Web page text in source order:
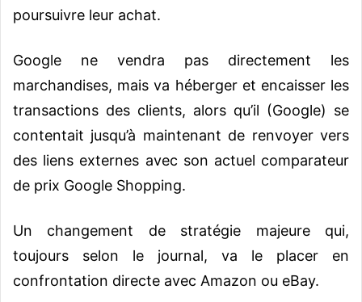
poursuivre leur achat.
Google ne vendra pas directement les
marchandises, mais va héberger et encaisser les
transactions des clients, alors qu’il (Google) se
contentait jusqu’à maintenant de renvoyer vers
des liens externes avec son actuel comparateur
de prix Google Shopping.
Un changement de stratégie majeure qui,
toujours selon le journal, va le placer en
confrontation directe avec Amazon ou eBay.